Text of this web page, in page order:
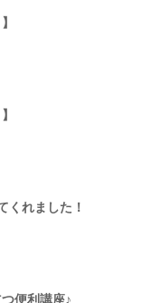
くれました！
便利講座♪